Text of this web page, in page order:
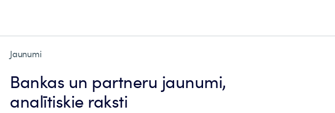
Jaunumi
Bankas un partneru jaunumi,
analītiskie raksti